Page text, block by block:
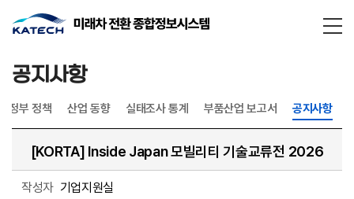
통합검색
닫기
공지사항
정부 정책 산업 동향 실태조사 통계 부품산업 보고서 공지사항
[KORTA] Inside Japan 모빌리티 기술교류전 2026
작성자 기업지원실